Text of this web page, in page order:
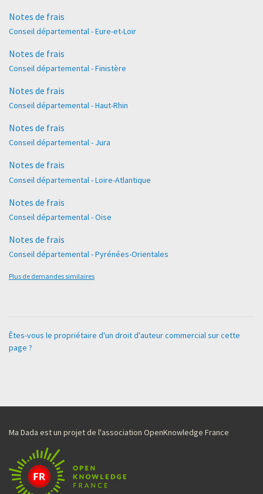
Notes de frais
Conseil départemental - Eure-et-Loir
Notes de frais
Conseil départemental - Finistère
Notes de frais
Conseil départemental - Haut-Rhin
Notes de frais
Conseil départemental - Jura
Notes de frais
Conseil départemental - Loire-Atlantique
Notes de frais
Conseil départemental - Oise
Notes de frais
Conseil départemental - Pyrénées-Orientales
Plus de demandes similaires
Êtes-vous le propriétaire d'un droit d'auteur commercial sur cette
page ?
Ma Dada est un projet de l'association OpenKnowledge France